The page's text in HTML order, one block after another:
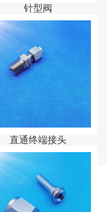
针型阀
直通终端接头